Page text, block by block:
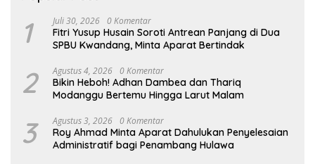
1 Juli 30, 2026 0 Komentar
Fitri Yusup Husain Soroti Antrean Panjang di Dua
SPBU Kwandang, Minta Aparat Bertindak
2 Agustus 4, 2026 0 Komentar
Bikin Heboh! Adhan Dambea dan Thariq
Modanggu Bertemu Hingga Larut Malam
3 Agustus 3, 2026 0 Komentar
Roy Ahmad Minta Aparat Dahulukan Penyelesaian
Administratif bagi Penambang Hulawa